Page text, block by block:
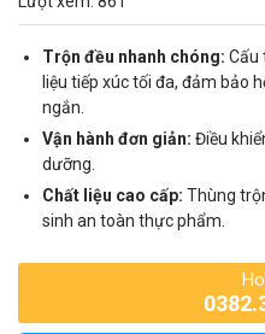
Trộn đều nhanh chóng: Cấu
liệu tiếp xúc tối đa, đảm bảo
ngắn.
Vận hành đơn giản: Điều
dưỡng.
Chất liệu cao cấp: Thùng
sinh an toàn thực phẩm.